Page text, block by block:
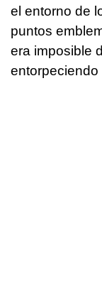
el entorno de
puntos
era imposible
entorpeciendo